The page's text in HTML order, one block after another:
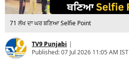
71 ਲੱਖ ਦਾ ਘਰ ਬਣਿਆ Selfie Point
TV9 Punjabi |
Published:07 Jul 2026 11:05 AM IST